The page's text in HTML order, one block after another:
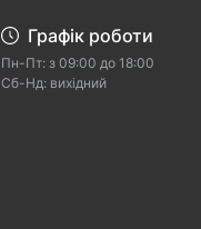
Графік роботи
Пн-Пт: з 09:00 дo 18:00
Cб-Hд: виxідний